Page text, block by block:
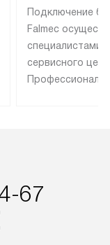
Подключение
Falmec
специалистами
сервисного
67